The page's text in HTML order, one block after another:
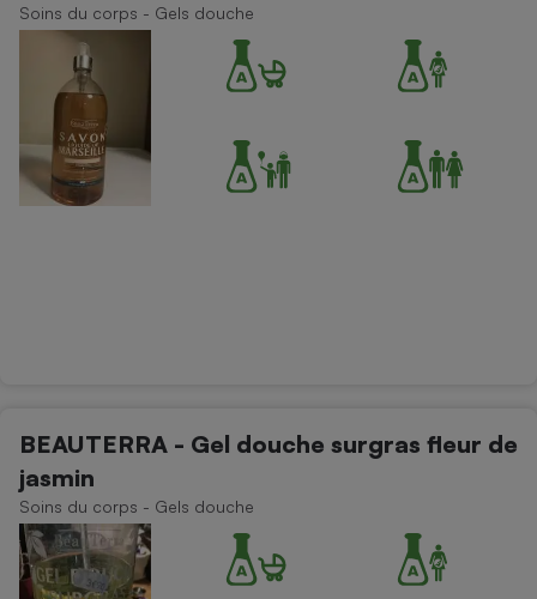
Soins du corps - Gels douche
BEAUTERRA - Gel douche surgras fleur de
jasmin
Soins du corps - Gels douche